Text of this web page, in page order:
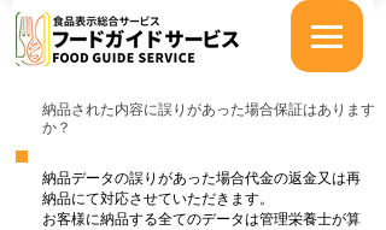
納品された内容に誤りがあった場合保証はあります
か？
納品データの誤りがあった場合代金の返金又は再
納品にて対応させていただきます。
お客様に納品する全てのデータは管理栄養士が算